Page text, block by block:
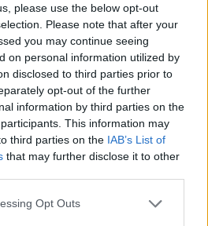
please use the below opt-out
Please note that after your
you may continue seeing
on personal information utilized by
disclosed to third parties prior to
opt-out of the further
information by third parties on the
This information may
third parties on the IAB’s List of
that may further disclose it to other
Opt Outs
war hoch aggressiv,
Gedanken die ich jetzt nicht
ganzes Wesen hat sich völlig
Mensch der nur am